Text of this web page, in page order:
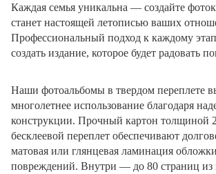
Каждая семья уникальна — создайте
станет настоящей летописью ваших
Профессиональный подход к каждому
создать издание, которое будет радовать
Наши фотоальбомы в твердом переплете
многолетнее использование благодаря
конструкции. Прочный картон толщиной
бесклеевой переплет обеспечивают
матовая или глянцевая ламинация
повреждений. Внутри — до 80 страниц из